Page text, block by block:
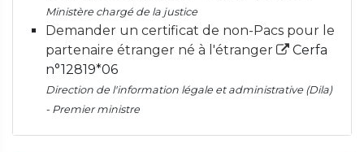
Ministère chargé de la justice
Demander un certificat de non-Pacs pour le
partenaire étranger né à l'étranger
Cerfa
n°12819*06
Direction de l'information légale et administrative (Dila)
- Premier ministre